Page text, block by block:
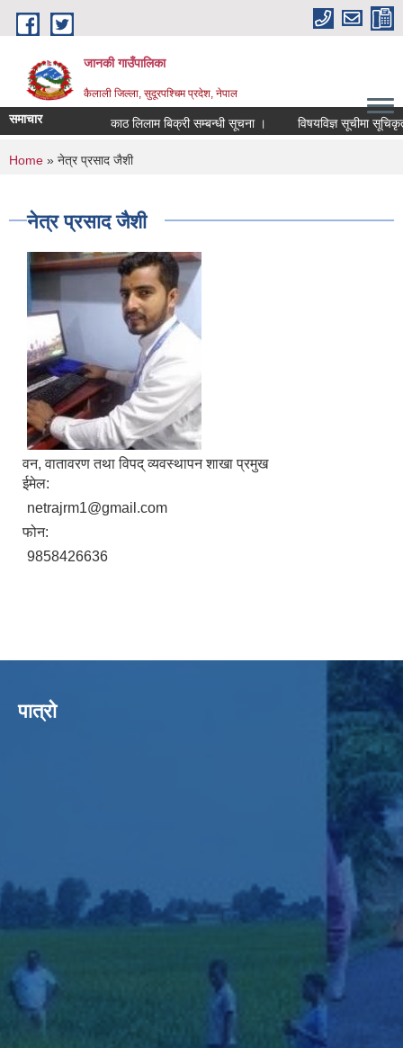
Skip to main content
जानकी गाउँपालिका
कैलाली जिल्ला, सुदूरपश्चिम प्रदेश, नेपाल
समाचार काठ लिलाम बिक्री सम्बन्धी सूचना । विषयविज्ञ सूचीमा सूचिकृत
You are here
Home » नेत्र प्रसाद जैशी
नेत्र प्रसाद जैशी
वन, वातावरण तथा विपद् व्यवस्थापन शाखा प्रमुख
ईमेल:
netrajrm1@gmail.com
फोन:
9858426636
पात्रो